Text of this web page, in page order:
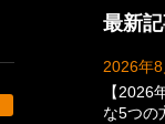
最新
2026年8
【2026
な5つの